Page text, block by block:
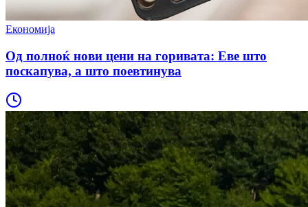
Економија
Од полноќ нови цени на горивата: Еве што
поскапува, а што поевтинува